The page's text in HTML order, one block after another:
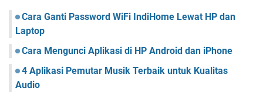
Cara Ganti Password WiFi IndiHome Lewat HP dan
Laptop
Cara Mengunci Aplikasi di HP Android dan iPhone
4 Aplikasi Pemutar Musik Terbaik untuk Kualitas
Audio